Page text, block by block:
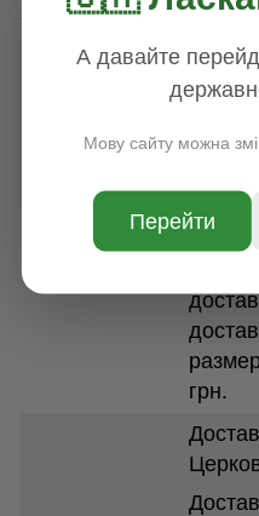
По
веса
грн.
А давайте
Мову сайту можна
Перейти